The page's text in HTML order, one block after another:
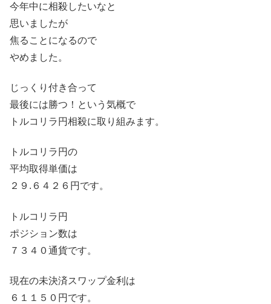
今年中に相殺したいなと
思いましたが
焦ることになるので
やめました。
じっくり付き合って
最後には勝つ！という気概で
トルコリラ円相殺に取り組みます。
トルコリラ円の
平均取得単価は
２９.６４２６円です。
トルコリラ円
ポジション数は
７３４０通貨です。
現在の未決済スワップ金利は
６１１５０円です。